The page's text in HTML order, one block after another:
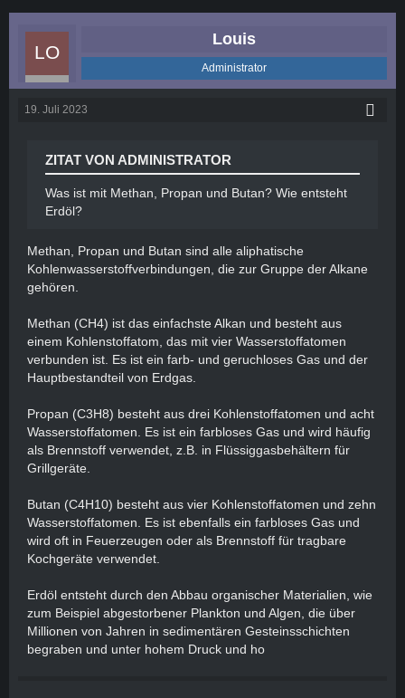
Louis
Administrator
19. Juli 2023
ZITAT VON ADMINISTRATOR
Was ist mit Methan, Propan und Butan? Wie entsteht
Erdöl?
Methan, Propan und Butan sind alle aliphatische
Kohlenwasserstoffverbindungen, die zur Gruppe der Alkane
gehören.
Methan (CH4) ist das einfachste Alkan und besteht aus
einem Kohlenstoffatom, das mit vier Wasserstoffatomen
verbunden ist. Es ist ein farb- und geruchloses Gas und der
Hauptbestandteil von Erdgas.
Propan (C3H8) besteht aus drei Kohlenstoffatomen und acht
Wasserstoffatomen. Es ist ein farbloses Gas und wird häufig
als Brennstoff verwendet, z.B. in Flüssiggasbehältern für
Grillgeräte.
Butan (C4H10) besteht aus vier Kohlenstoffatomen und zehn
Wasserstoffatomen. Es ist ebenfalls ein farbloses Gas und
wird oft in Feuerzeugen oder als Brennstoff für tragbare
Kochgeräte verwendet.
Erdöl entsteht durch den Abbau organischer Materialien, wie
zum Beispiel abgestorbener Plankton und Algen, die über
Millionen von Jahren in sedimentären Gesteinsschichten
begraben und unter hohem Druck und ho